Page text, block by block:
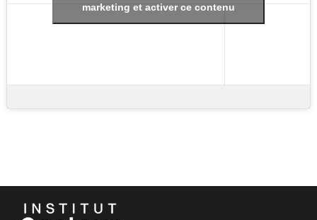
marketing et activer ce contenu